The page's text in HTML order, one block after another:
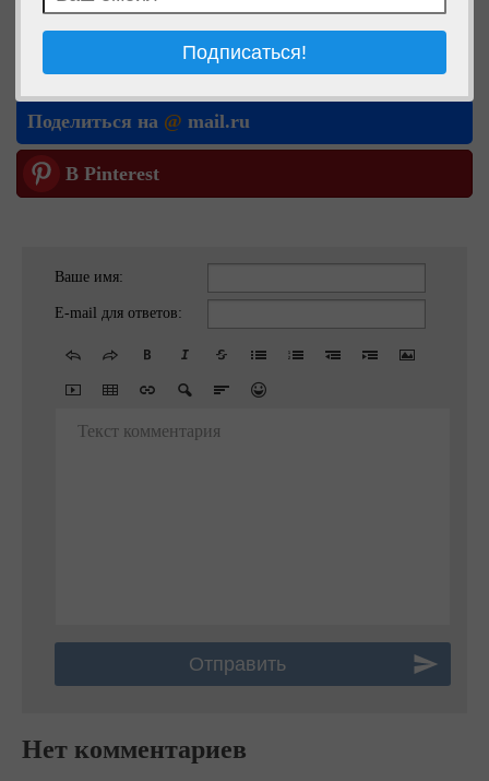
Поделиться в ОК
Поделиться в VK
Поделиться на @ mail.ru
В Pinterest
Ваше имя:
E-mail для ответов:
Текст комментария
Нет комментариев